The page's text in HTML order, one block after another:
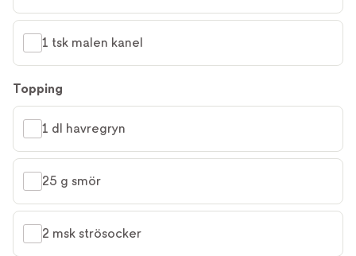
1 tsk malen kanel
Topping
1 dl havregryn
25 g smör
2 msk strösocker